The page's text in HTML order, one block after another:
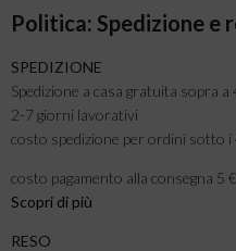
Politica: Spedizione e
SPEDIZIONE
Spedizione a casa gratuita sopra a
2-7 giorni lavorativi
costo spedizione per ordini sotto i
costo pagamento alla consegna 5 €
Scopri di più
RESO